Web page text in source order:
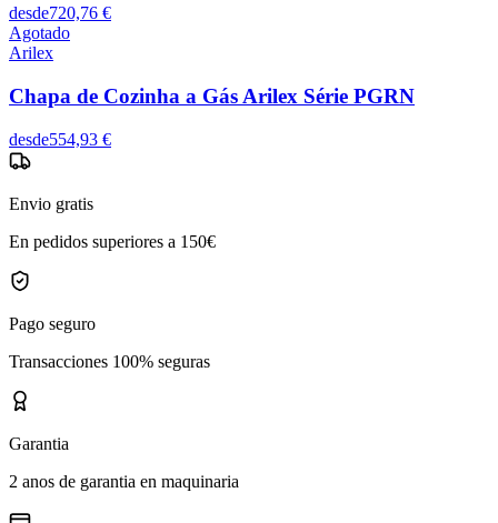
desde720,76 €
Agotado
Arilex
Chapa de Cozinha a Gás Arilex Série PGRN
desde554,93 €
Envio gratis
En pedidos superiores a 150€
Pago seguro
Transacciones 100% seguras
Garantia
2 anos de garantia en maquinaria